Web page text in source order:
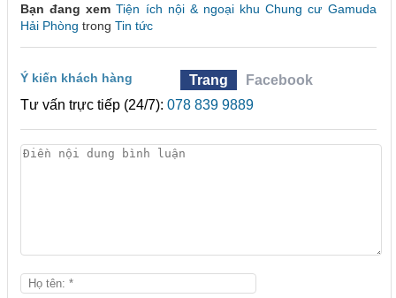
Bạn đang xem Tiện ích nội & ngoại khu Chung cư Gamuda
Hải Phòng trong Tin tức
Ý kiến khách hàng Trang
Facebook
Tư vấn trực tiếp (24/7): 078 839 9889